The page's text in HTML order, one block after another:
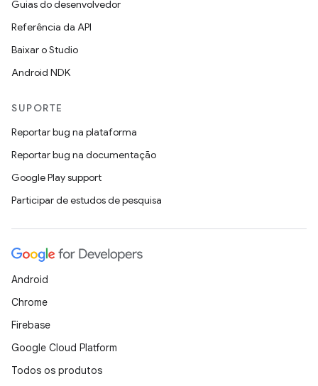
Guias do desenvolvedor
Referência da API
Baixar o Studio
Android NDK
SUPORTE
Reportar bug na plataforma
Reportar bug na documentação
Google Play support
Participar de estudos de pesquisa
Android
Chrome
Firebase
Google Cloud Platform
Todos os produtos